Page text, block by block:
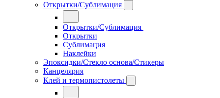
Открытки/Сублимация
Открытки/Сублимация
Открытки
Сублимация
Наклейки
Эпоксидки/Стекло основа/Стикеры
Канцелярия
Клей и термопистолеты